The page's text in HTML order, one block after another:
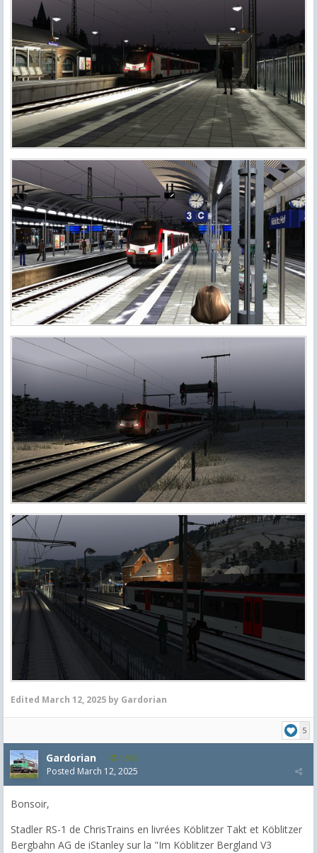
Edited March 12, 2025 by Gardorian
5
Gardorian 1,903
Posted March 12, 2025
Bonsoir,
Stadler RS-1 de ChrisTrains en livrées Köblitzer Takt et Köblitzer
Bergbahn AG de iStanley sur la "Im Köblitzer Bergland V3